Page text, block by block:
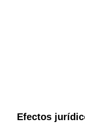
Efectos